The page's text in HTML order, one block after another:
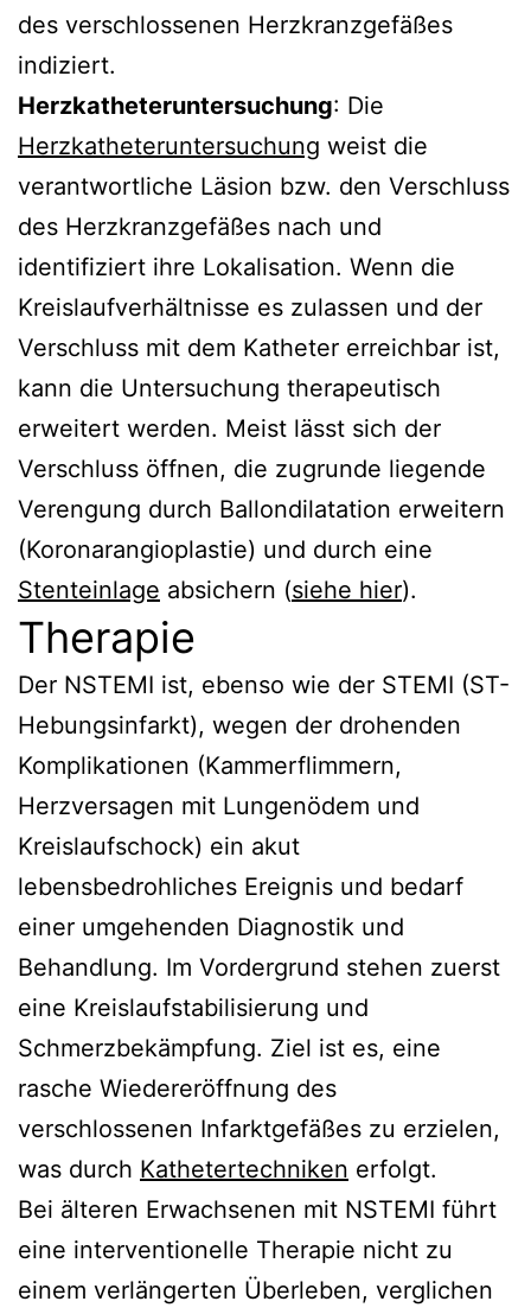
des verschlossenen Herzkranzgefäßes
indiziert.
Herzkatheteruntersuchung: Die
Herzkatheteruntersuchung weist die
verantwortliche Läsion bzw. den Verschluss
des Herzkranzgefäßes nach und
identifiziert ihre Lokalisation. Wenn die
Kreislaufverhältnisse es zulassen und der
Verschluss mit dem Katheter erreichbar ist,
kann die Untersuchung therapeutisch
erweitert werden. Meist lässt sich der
Verschluss öffnen, die zugrunde liegende
Verengung durch Ballondilatation erweitern
(Koronarangioplastie) und durch eine
Stenteinlage absichern (siehe hier).
Therapie
Der NSTEMI ist, ebenso wie der STEMI (ST-
Hebungsinfarkt), wegen der drohenden
Komplikationen (Kammerflimmern,
Herzversagen mit Lungenödem und
Kreislaufschock) ein akut
lebensbedrohliches Ereignis und bedarf
einer umgehenden Diagnostik und
Behandlung. Im Vordergrund stehen zuerst
eine Kreislaufstabilisierung und
Schmerzbekämpfung. Ziel ist es, eine
rasche Wiedereröffnung des
verschlossenen Infarktgefäßes zu erzielen,
was durch Kathetertechniken erfolgt.
Bei älteren Erwachsenen mit NSTEMI führt
eine interventionelle Therapie nicht zu
einem verlängerten Überleben, verglichen